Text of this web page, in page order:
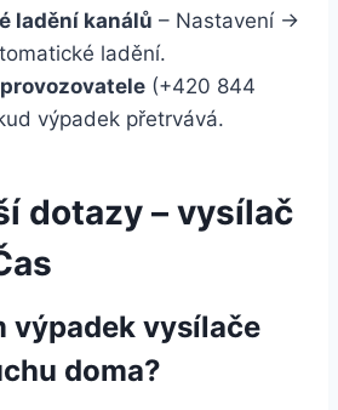
ladění kanálů – Nastavení →
ladění.
(+420 844
výpadek přetrvává.
dotazy – vysílač
výpadek vysílače
doma?